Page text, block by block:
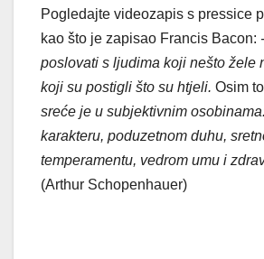
Pogledajte videozapis s pressice
kao što je zapisao Francis Bacon:
poslovati s ljudima koji nešto žele
koji su postigli što su htjeli. Osim
sreće je u subjektivnim
karakteru, poduzetnom duhu,
temperamentu, vedrom umu i
(Arthur Schopenhauer)